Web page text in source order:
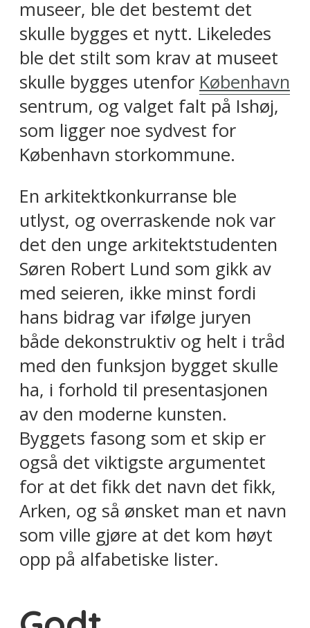
museer, ble det bestemt det
skulle bygges et nytt. Likeledes
ble det stilt som krav at museet
skulle bygges utenfor København
sentrum, og valget falt på Ishøj,
som ligger noe sydvest for
København storkommune.
En arkitektkonkurranse ble
utlyst, og overraskende nok var
det den unge arkitektstudenten
Søren Robert Lund som gikk av
med seieren, ikke minst fordi
hans bidrag var ifølge juryen
både dekonstruktiv og helt i tråd
med den funksjon bygget skulle
ha, i forhold til presentasjonen
av den moderne kunsten.
Byggets fasong som et skip er
også det viktigste argumentet
for at det fikk det navn det fikk,
Arken, og så ønsket man et navn
som ville gjøre at det kom høyt
opp på alfabetiske lister.